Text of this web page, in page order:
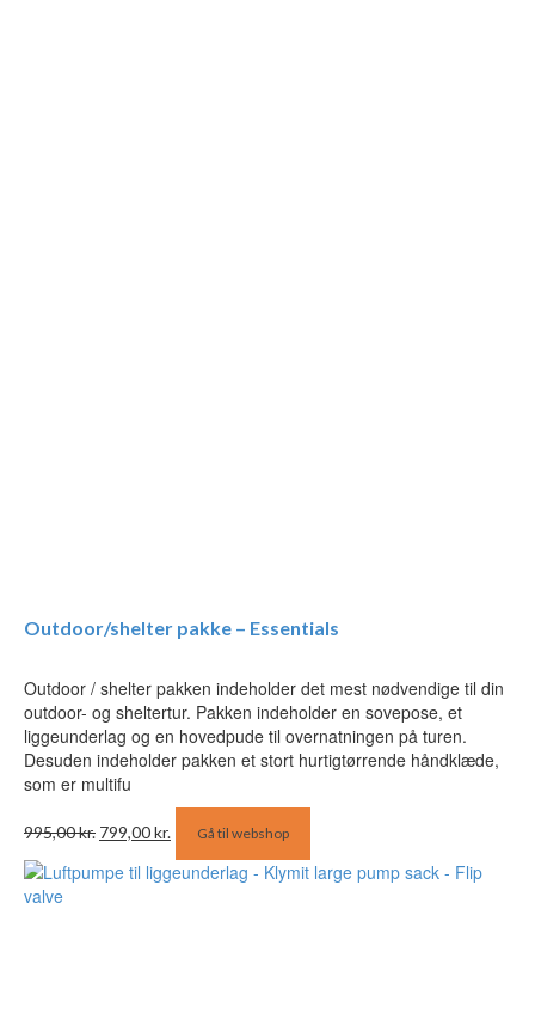
Outdoor/shelter pakke – Essentials
Outdoor / shelter pakken indeholder det mest nødvendige til din
outdoor- og sheltertur. Pakken indeholder en sovepose, et
liggeunderlag og en hovedpude til overnatningen på turen.
Desuden indeholder pakken et stort hurtigtørrende håndklæde,
som er multifu
995,00kr.oprindelige
pris
var:
799,00kr.aktuelle
pris
Gå til webshop